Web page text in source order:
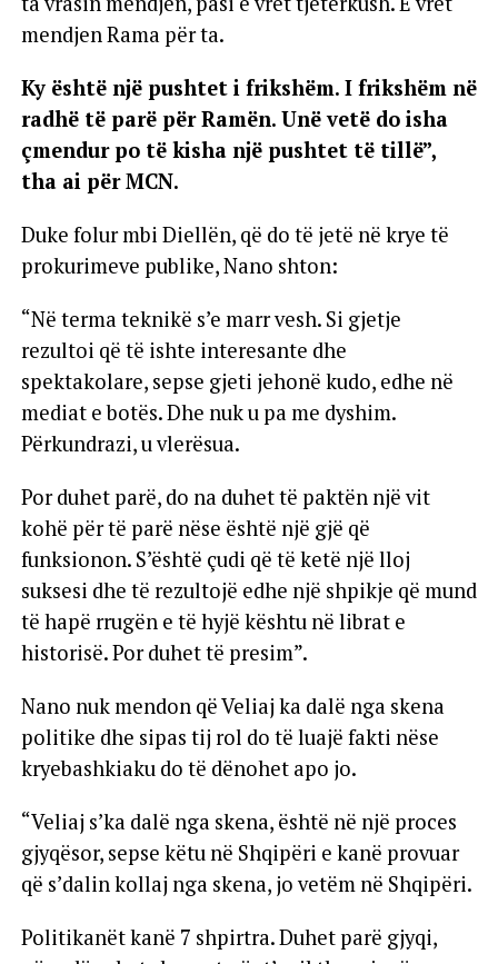
mendjen Rama për ta.
Ky është një pushtet i frikshëm. I frikshëm në
radhë të parë për Ramën. Unë vetë do isha
çmendur po të kisha një pushtet të tillë”,
tha ai për MCN.
Duke folur mbi Diellën, që do të jetë në krye të
prokurimeve publike, Nano shton:
“Në terma teknikë s’e marr vesh. Si gjetje
rezultoi që të ishte interesante dhe
spektakolare, sepse gjeti jehonë kudo, edhe në
mediat e botës. Dhe nuk u pa me dyshim.
Përkundrazi, u vlerësua.
Por duhet parë, do na duhet të paktën një vit
kohë për të parë nëse është një gjë që
funksionon. S’është çudi që të ketë një lloj
suksesi dhe të rezultojë edhe një shpikje që mund
të hapë rrugën e të hyjë kështu në librat e
historisë. Por duhet të presim”.
Nano nuk mendon që Veliaj ka dalë nga skena
politike dhe sipas tij rol do të luajë fakti nëse
kryebashkiaku do të dënohet apo jo.
“Veliaj s’ka dalë nga skena, është në një proces
gjyqësor, sepse këtu në Shqipëri e kanë provuar
që s’dalin kollaj nga skena, jo vetëm në Shqipëri.
Politikanët kanë 7 shpirtra. Duhet parë gjyqi,